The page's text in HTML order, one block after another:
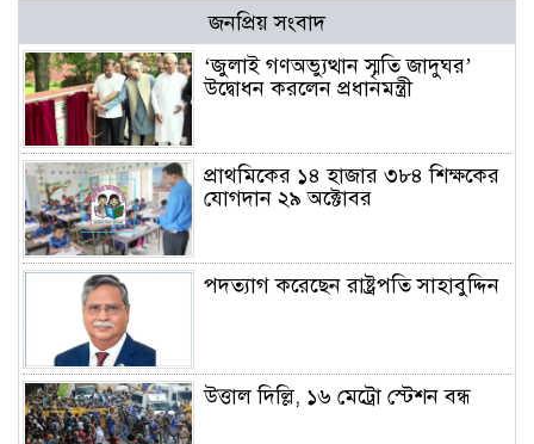
জনপ্রিয় সংবাদ
‘জুলাই গণঅভ্যুত্থান স্মৃতি জাদুঘর’
উদ্বোধন করলেন প্রধানমন্ত্রী
প্রাথমিকের ১৪ হাজার ৩৮৪ শিক্ষকের
যোগদান ২৯ অক্টোবর
পদত্যাগ করেছেন রাষ্ট্রপতি সাহাবুদ্দিন
উত্তাল দিল্লি, ১৬ মেট্রো স্টেশন বন্ধ